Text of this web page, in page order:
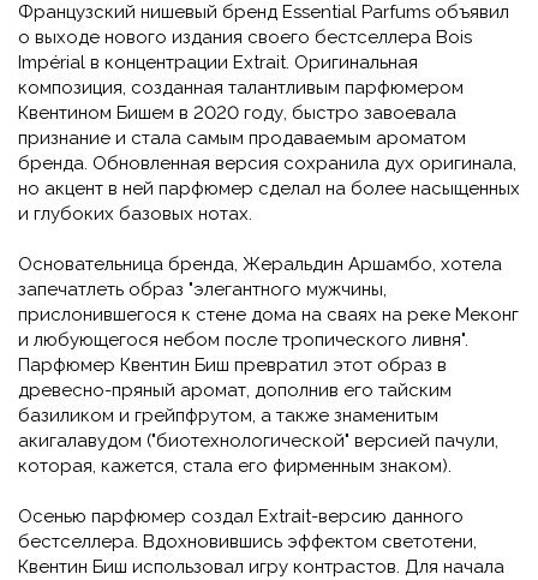
Французский нишевый бренд Essential Parfums объявил
о выходе нового издания своего бестселлера Bois
Impérial в концентрации Extrait. Оригинальная
композиция, созданная талантливым парфюмером
Квентином Бишем в 2020 году, быстро завоевала
признание и стала самым продаваемым ароматом
бренда. Обновленная версия сохранила дух оригинала,
но акцент в ней парфюмер сделал на более насыщенных
и глубоких базовых нотах.
Основательница бренда, Жеральдин Аршамбо, хотела
запечатлеть образ "элегантного мужчины,
прислонившегося к стене дома на сваях на реке Меконг
и любующегося небом после тропического ливня".
Парфюмер Квентин Биш превратил этот образ в
древесно-пряный аромат, дополнив его тайским
базиликом и грейпфрутом, а также знаменитым
акигалавудом ("биотехнологической" версией пачули,
которая, кажется, стала его фирменным знаком).
Осенью парфюмер создал Extrait-версию данного
бестселлера. Вдохновившись эффектом светотени,
Квентин Биш использовал игру контрастов. Для начала